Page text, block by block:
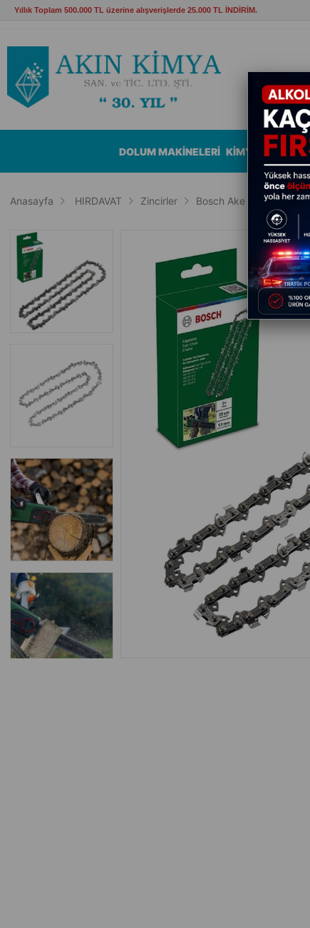
Yıllık Toplam 500.000 TL üzerine alışverişlerde 25.000 TL İNDİRİM.
DOLUM MAKİNELERİ KİMYASALLAR
Anasayfa HIRDAVAT Zincirler Bosch Ake Ağaç